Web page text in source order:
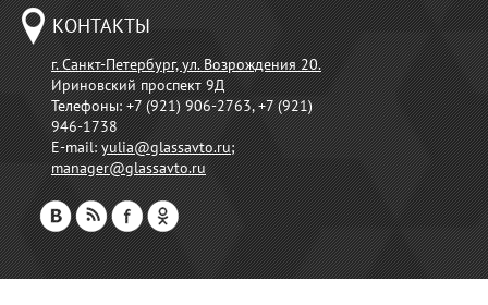
КОНТАКТЫ
г. Санкт-Петербург, ул. Возрождения 20.
Ириновский проспект 9Д
Телефоны:+7 (921) 906-2763, +7 (921)
946-1738
E-mail:yulia@glassavto.ru;
manager@glassavto.ru